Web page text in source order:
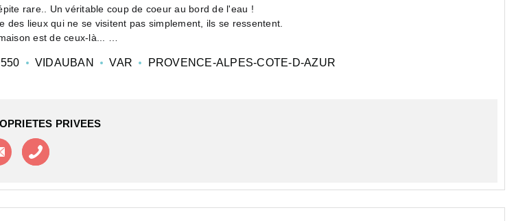
rare.. Un véritable coup de coeur au bord de l'eau !
des lieux qui ne se visitent pas simplement, ils se ressentent.
est de ceux-là...
VIDAUBAN VAR PROVENCE-ALPES-COTE-D-AZUR
PRIVEES
Contacter l'agence